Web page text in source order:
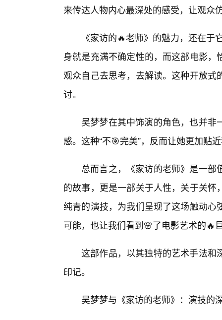
来传达人物内心最深处的感受，让观众
《家访的🔥老师》的魅力，还在于
身就是充满不确定性的，而这部电影
观众自己去思考，去解读。这种开放
讨。
吴梦梦在其中饰演的角色，也并
惑。这种“不🎯完美”，反而让她更加贴
总而言之，《家访的老师》是一
的故事，更是一部关于人性，关于关
纯青的演技，为我们呈现了这场触动
可能，也让我们看到🌸了电影艺术的🔥
这部作品，以其独特的艺术手法和
印记。
吴梦梦与《家访的老师》：演技的